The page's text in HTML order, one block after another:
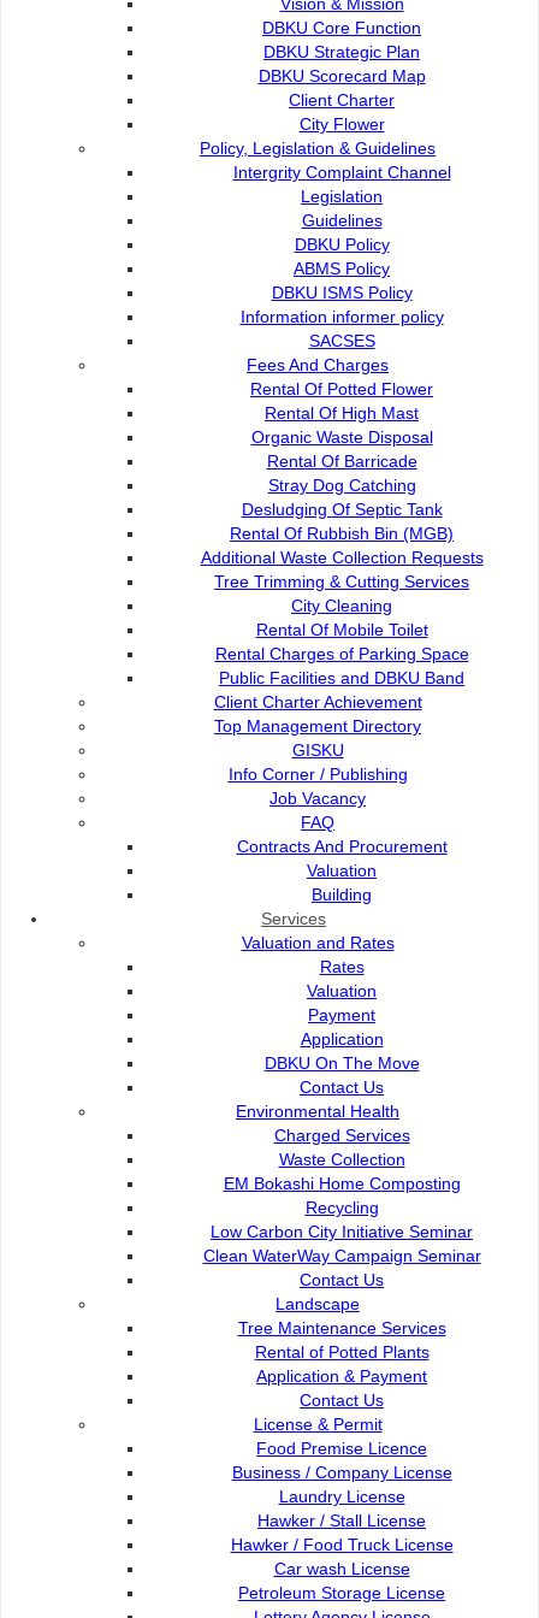
DBKU Core Function
DBKU Strategic Plan
DBKU Scorecard Map
Client Charter
City Flower
Policy, Legislation & Guidelines
Intergrity Complaint Channel
Legislation
Guidelines
DBKU Policy
ABMS Policy
DBKU ISMS Policy
Information informer policy
SACSES
Fees And Charges
Rental Of Potted Flower
Rental Of High Mast
Organic Waste Disposal
Rental Of Barricade
Stray Dog Catching
Desludging Of Septic Tank
Rental Of Rubbish Bin (MGB)
Additional Waste Collection Requests
Tree Trimming & Cutting Services
City Cleaning
Rental Of Mobile Toilet
Rental Charges of Parking Space
Public Facilities and DBKU Band
Client Charter Achievement
Top Management Directory
GISKU
Info Corner / Publishing
Job Vacancy
FAQ
Contracts And Procurement
Valuation
Building
Services
Valuation and Rates
Rates
Valuation
Payment
Application
DBKU On The Move
Contact Us
Environmental Health
Charged Services
Waste Collection
EM Bokashi Home Composting
Recycling
Low Carbon City Initiative Seminar
Clean WaterWay Campaign Seminar
Contact Us
Landscape
Tree Maintenance Services
Rental of Potted Plants
Application & Payment
Contact Us
License & Permit
Food Premise Licence
Business / Company License
Laundry License
Hawker / Stall License
Hawker / Food Truck License
Car wash License
Petroleum Storage License
Commission of the City of
Kuching North
Bukit Siol, Jalan Semariang
93050 Kuching Sarawak
Location Map
Popular Links:
e-Submission
e-Tender
e-ServiceKu
OPAC
Paybills
Mobile SMS
Plan Registration
Enquiry
Talikhidmat
Online Visitors
moden, antaranya Operasi Sistem Lampu Isyarat Adaptif
Masa Nyata yang membolehkan lampu isyarat berfungsi
secara automatik mengikut keadaan trafik semasa,
sekali gus memastikan aliran kenderaan lebih lancar.
Selain itu, ia juga menyokong konsep ‘Pengurangan
Masa Perjalanan’ dengan mengurangkan masa
menunggu di persimpangan, aliran trafik lebih lancar
bagi mengurangkan kesesakan terutama pada waktu
puncak, serta keselamatan yang dipertingkatkan untuk
pejalan kaki dan penunggang basikal yang mengambil
kira keselamatan pengguna jalan yang lebih terdedah.
Antara ciri lain ialah penyelarasan gelombang hijau
(penyelarasan lampu isyarat adaptif) yang menyelaras
lampu isyarat bagi membolehkan kenderaan bergerak
secara berterusan di laluan utama tanpa perlu berhenti
berulang kali.
DBKU turut melaksanakan analisis data trafik dan
pengambilan data masa nyata bagi mengumpul
maklumat yang membolehkan perancangan lebih tepat
dan responsif terhadap pola trafik semasa.
Pelaksanaan sistem ini memberi pelbagai manfaat
kepada penduduk dan pengguna jalan raya, antaranya
ialah penjimatan masa serta bahan api, peningkatan
keselesaan pemanduan, pengurangan kadar
kemalangan, sokongan terhadap kelestarian alam
sekitar melalui pengurangan pelepasan karbon, serta
bantuan kepada pihak berkuasa dalam membuat
keputusan berasaskan data bagi penambahbaikan
jangka panjang.
Justeru, langkah tersebut sejajar dengan visi DBKU
untuk menjadikan Kuching sebuah bandar pintar, selesa
untuk didiami dan mesra pengguna, selain menyokong
aspirasi kerajaan dalam menerapkan teknologi pintar
dalam pengurusan bandar.
DBKU menegaskan pihaknya komited untuk
mempertingkatkan mutu perkhidmatan kepada warga
bandar raya serta sentiasa mengalu-alukan maklum
balas orang awam bagi tujuan penambahbaikan